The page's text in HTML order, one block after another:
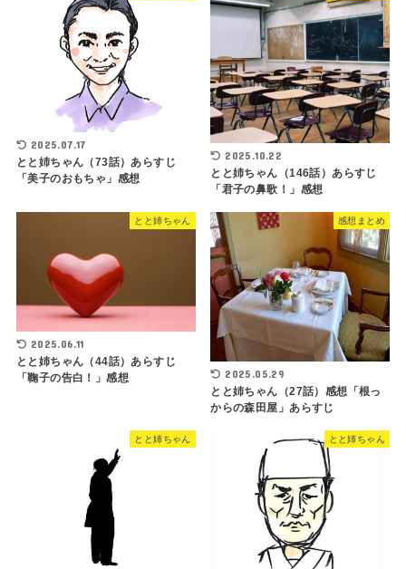
2025.07.17
とと姉ちゃん（73話）あらすじ
「美子のおもちゃ」感想
2025.10.22
とと姉ちゃん（146話）あらすじ
「君子の鼻歌！」感想
とと姉ちゃん
2025.06.11
とと姉ちゃん（44話）あらすじ
「鞠子の告白！」感想
感想まとめ
2025.05.29
とと姉ちゃん（27話）感想「根っ
からの森田屋」あらすじ
とと姉ちゃん とと姉ちゃん